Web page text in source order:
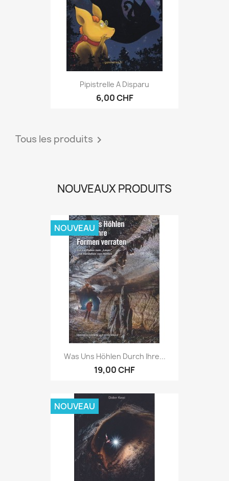
Pipistrelle A Disparu
6,00 CHF
Tous les produits 
NOUVEAUX PRODUITS
Was Uns Höhlen Durch Ihre...
19,00 CHF
NOUVEAU
NOUVEAU